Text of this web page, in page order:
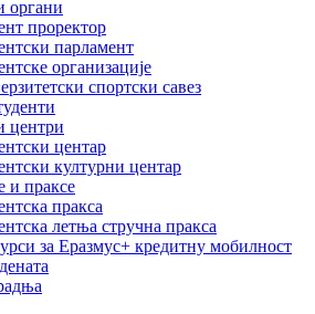
органи
проректор
парламент
организације
спортски савез
центри
центар
културни центар
и праксе
пракса
летња стручна пракса
за Еразмус+ кредитну мобилност